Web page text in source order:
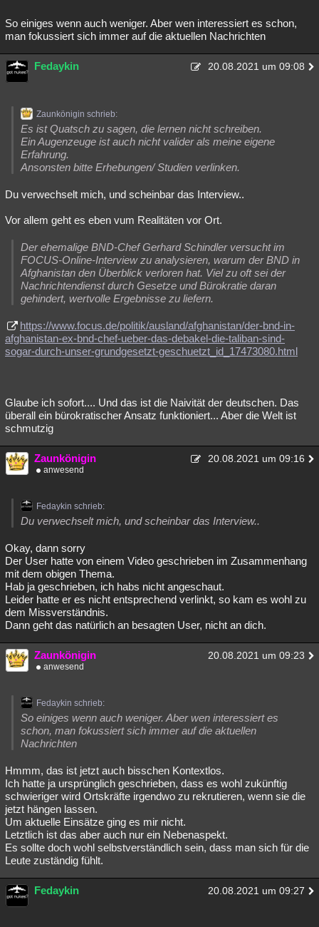
So einiges wenn auch weniger. Aber wen interessiert es schon,
man fokussiert sich immer auf die aktuellen Nachrichten
Fedaykin 20.08.2021 um 09:08
Zaunkönigin schrieb:
Es ist Quatsch zu sagen, die lernen nicht schreiben.
Ein Augenzeuge ist auch nicht valider als meine eigene
Erfahrung.
Ansonsten bitte Erhebungen/ Studien verlinken.
Du verwechselt mich, und scheinbar das Interview..
Vor allem geht es eben vum Realitäten vor Ort.
Der ehemalige BND-Chef Gerhard Schindler versucht im
FOCUS-Online-Interview zu analysieren, warum der BND in
Afghanistan den Überblick verloren hat. Viel zu oft sei der
Nachrichtendienst durch Gesetze und Bürokratie daran
gehindert, wertvolle Ergebnisse zu liefern.
https://www.focus.de/politik/ausland/afghanistan/der-bnd-in-
afghanistan-ex-bnd-chef-ueber-das-debakel-die-taliban-sind-
sogar-durch-unser-grundgesetzt-geschuetzt_id_17473080.html
Glaube ich sofort.... Und das ist die Naivität der deutschen. Das
überall ein bürokratischer Ansatz funktioniert... Aber die Welt ist
schmutzig
Zaunkönigin 20.08.2021 um 09:16
anwesend
Fedaykin schrieb:
Du verwechselt mich, und scheinbar das Interview..
Okay, dann sorry
Der User hatte von einem Video geschrieben im Zusammenhang
mit dem obigen Thema.
Hab ja geschrieben, ich habs nicht angeschaut.
Leider hatte er es nicht entsprechend verlinkt, so kam es wohl zu
dem Missverständnis.
Dann geht das natürlich an besagten User, nicht an dich.
Zaunkönigin 20.08.2021 um 09:23
anwesend
Fedaykin schrieb:
So einiges wenn auch weniger. Aber wen interessiert es
schon, man fokussiert sich immer auf die aktuellen
Nachrichten
Hmmm, das ist jetzt auch bisschen Kontextlos.
Ich hatte ja ursprünglich geschrieben, dass es wohl zukünftig
schwieriger wird Ortskräfte irgendwo zu rekrutieren, wenn sie die
jetzt hängen lassen.
Um aktuelle Einsätze ging es mir nicht.
Letztlich ist das aber auch nur ein Nebenaspekt.
Es sollte doch wohl selbstverständlich sein, dass man sich für die
Leute zuständig fühlt.
Fedaykin 20.08.2021 um 09:27